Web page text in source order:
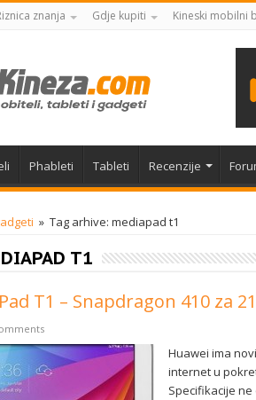
znanja Gdje kupiti Kineski mobilni
Phableti Tableti Recenzije
» Tag arhive: mediapad t1
T1
T1 – Snapdragon 410 za
Huawei ima
internet u
Specifikacije